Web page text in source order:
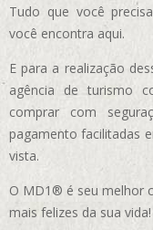
Tudo que você
você encontra aqui.
E para a realização
agência de turismo
comprar com
pagamento facilitadas
vista.
O MD1® é seu melhor
mais felizes da sua vida!